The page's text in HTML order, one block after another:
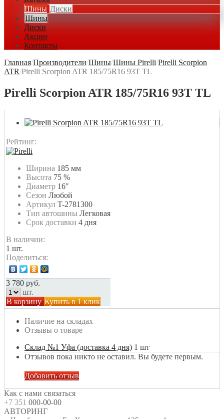
Шины Диски
Шины
Диски
Акции
Контакты
Главная/Производители/Шины/Шины Pirelli/Pirelli Scorpion
ATR/Pirelli Scorpion ATR 185/75R16 93T TL
Pirelli Scorpion ATR 185/75R16 93T TL
Рейтинг:
Ширина 185 мм
Высота 75 %
Диаметр 16″
Сезон Любой
Артикул T-2781300
Тип автошины Легковая
Срок доставки 4 дня
В наличии:
1 шт.
Поделиться:
3 780 руб.
шт.
В корзину Купить в 1 клик
Наличие на складах
Отзывы о товаре
Склад №1 Уфа (доставка 4 дня) 1 шт
Отзывов пока никто не оставил. Вы будете первым.
Добавить отзыв
Как с нами связаться
+7 351 000-00-00
АВТОРИНГ